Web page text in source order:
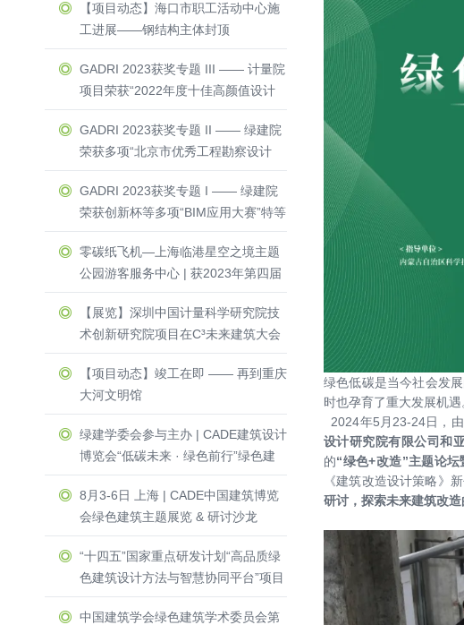
【项目动态】海口市职工活动中心施
工进展——钢结构主体封顶
GADRI 2023获奖专题 III —— 计量院
项目荣获“2022年度十佳高颜值设计
方案”与“零能耗建筑”荣誉称号
GADRI 2023获奖专题 II —— 绿建院
荣获多项“北京市优秀工程勘察设计
奖”一等奖 & 二等奖
GADRI 2023获奖专题 I —— 绿建院
荣获创新杯等多项“BIM应用大赛”特等
奖 & 一等奖
零碳纸飞机—上海临港星空之境主题
公园游客服务中心 | 获2023年第四届
Active House Award中国区建筑竞赛
一等奖
【展览】深圳中国计量科学研究院技
术创新研究院项目在C³未来建筑大会
隆重亮相
【项目动态】竣工在即 —— 再到重庆
大河文明馆
绿建学委会参与主办 | CADE建筑设计
博览会“低碳未来 · 绿色前行”绿色建
筑主题展览 & 研讨沙龙圆满收官！
8月3-6日 上海 | CADE中国建筑博览
会绿色建筑主题展览 & 研讨沙龙
“十四五”国家重点研发计划“高品质绿
色建筑设计方法与智慧协同平台”项目
启动暨实施方案论证会举办
中国建筑学会绿色建筑学术委员会第
绿色低碳是当今社会发
时也孕育了重大发展机遇
2024年5月23-24日，由
设计研究院有限公司和
的“绿色+改造”主题论
《建筑改造设计策略》
研讨，探索未来建筑改